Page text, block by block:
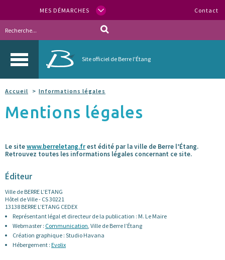
MES DÉMARCHES Contact
Site officiel de Berre l'Étang
Accueil Informations légales
Mentions légales
Le sitewww.berreletang.frest édité par la ville de Berre l’Étang.
Retrouvez toutes les informations légales concernant ce site.
Éditeur
Ville de BERRE L’ETANG
Hôtel de Ville - CS 30221
13138 BERRE L’ETANG CEDEX
Représentant légal et directeur de la publication : M. Le Maire
Webmaster : Communication , Ville de Berre l’Étang
Création graphique : Studio Havana
Hébergement : Evolix